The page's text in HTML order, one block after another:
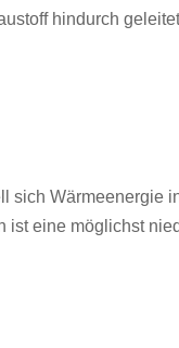
hindurch
sich Wärmeenergie
ist eine möglichst